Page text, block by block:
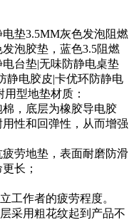
垫3.5MM灰色发泡阻燃
泡胶垫，蓝色3.5阻燃
台垫|无味防静电桌垫
静电胶皮|卡优环防静电
型地垫材质：
棉，底层为橡胶导电胶
性和回弹性，从而增强
劳地垫，表面耐磨防滑
长；
工作者的疲劳程度。
采用粗花纹起到产品不